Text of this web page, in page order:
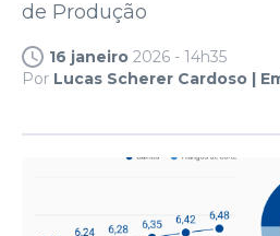
de Produção
16 janeiro 2026 - 14h35
Por Lucas Scherer Cardoso |